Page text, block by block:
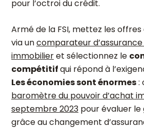
pour l’octroi du crédit.
Armé de la FSI, mettez les
via uncomparateur
immobilieret sélectionnez le
compétitifqui répond à
Les économies sont énormes:
baromètre du pouvoir d’achat
septembre 2023 pour évaluer
grâce au changement